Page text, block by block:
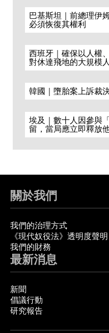
巴基斯坦｜前總理伊
必須恢復其權利
西班牙｜確保以人權
對休達飛地的大規模
韓國｜墮胎案上訴裁
埃及｜數十人因參與
留，當局應立即釋放
關於我們
我們的治理方式
《現代奴役法》透明度聲明
我們的財務
最新消息
新聞
倡議行動
研究報告